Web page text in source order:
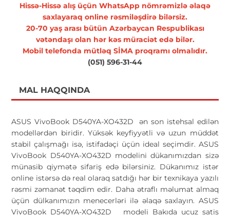
Hissə-Hissə alış üçün WhatsApp nömrəmizlə əlaqə
saxlayaraq online rəsmiləşdirə bilərsiz.
20-70 yaş arası bütün Azərbaycan Respublikası
vətəndaşı olan hər kəs müraciət edə bilər.
Mobil telefonda mütləq SİMA proqramı olmalıdır.
(051) 596-31-44
MAL HAQQINDA
ASUS VivoBook D540YA-XO432D ən son istehsal edilən
modellərdən biridir. Yüksək keyfiyyətli və uzun müddət
stabil çalışmağı isə, istifadəçi üçün ideal seçimdir. ASUS
VivoBook D540YA-XO432D modelini dükanımızdan sizə
münasib qiymətə sifariş edə bilərsiniz. Dükanımız istər
online istərsə də real olaraq satdığı hər bir texnikaya yazılı
rəsmi zəmanət təqdim edir. Daha ətraflı məlumat almaq
üçün dülkanımızın menecerləri ilə əlaqə saxlayın. ASUS
VivoBook D540YA-XO432D modeli Bakıda ucuz satis